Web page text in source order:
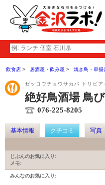
飲食店 居酒屋・飲み屋 焼き鳥・串揚
ゼッコウチョウサカバ トリビア
絶好鳥酒場 鳥
076-225-8205
基本情報 クチコミ 写真
じぶんのお気に入り:
メモ:
みんなのお気に入り: